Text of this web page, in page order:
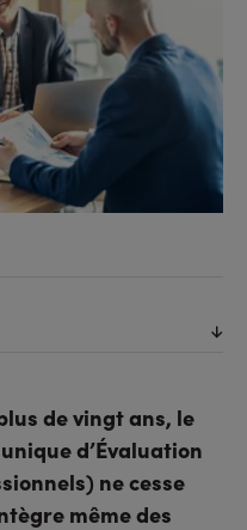
de vingt ans, le
d’Évaluation
ne cesse
même des